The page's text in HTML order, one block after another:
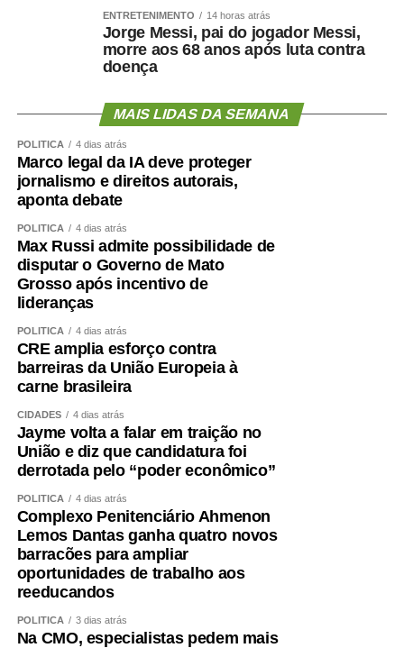
ENTRETENIMENTO 14 horas atrás
Jorge Messi, pai do jogador Messi,
morre aos 68 anos após luta contra
doença
MAIS LIDAS DA SEMANA
POLÍTICA 4 dias atrás
Marco legal da IA deve proteger
jornalismo e direitos autorais,
aponta debate
POLÍTICA 4 dias atrás
Max Russi admite possibilidade de
disputar o Governo de Mato
Grosso após incentivo de
lideranças
POLÍTICA 4 dias atrás
CRE amplia esforço contra
barreiras da União Europeia à
carne brasileira
CIDADES 4 dias atrás
Jayme volta a falar em traição no
União e diz que candidatura foi
derrotada pelo “poder econômico”
POLÍTICA 4 dias atrás
Complexo Penitenciário Ahmenon
Lemos Dantas ganha quatro novos
barracões para ampliar
oportunidades de trabalho aos
reeducandos
POLÍTICA 3 dias atrás
Na CMO, especialistas pedem mais